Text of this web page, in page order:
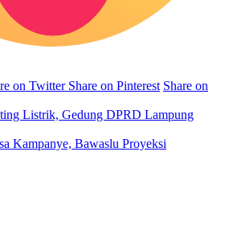
on Twitter Share on Pinterest Share on
Listrik, Gedung DPRD Lampung
Kampanye, Bawaslu Proyeksi